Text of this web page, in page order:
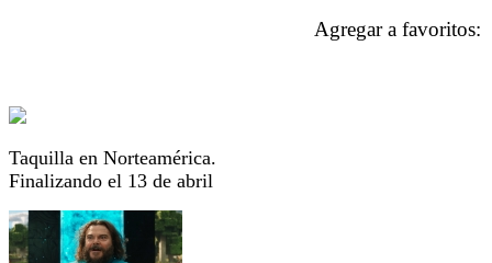
Taquilla en Norteamérica.
Finalizando el 13 de abril
Agregar a